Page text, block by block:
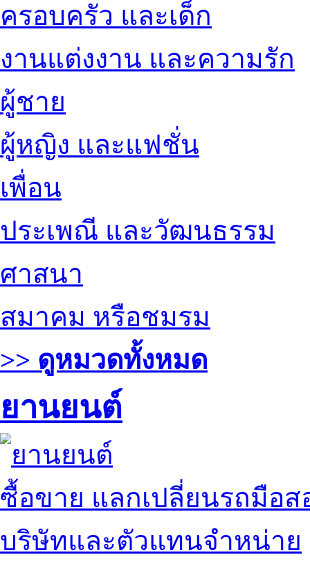
ครอบครัว และเด็ก
งานแต่งงาน และความรัก
ผู้ชาย
ผู้หญิง และแฟชั่น
เพื่อน
ประเพณี และวัฒนธรรม
ศาสนา
สมาคม หรือชมรม
>> ดูหมวดทั้งหมด
ยานยนต์
ซื้อขาย แลกเปลี่ยนรถมือส
บริษัทและตัวแทนจำหน่าย